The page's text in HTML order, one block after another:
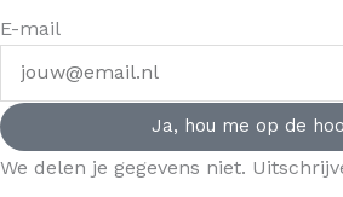
E-mail
Ja, hou me op de
We delen je gegevens niet.